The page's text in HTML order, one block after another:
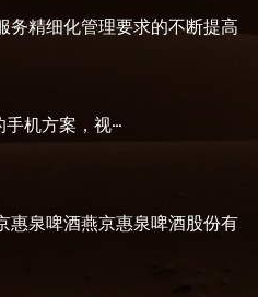
务精细化管理要求的不断提高
机方案，视···
惠泉啤酒燕京惠泉啤酒股份有